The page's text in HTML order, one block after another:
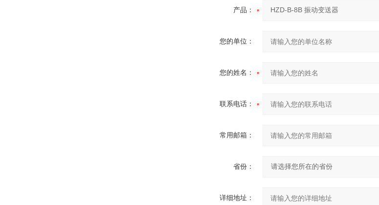
产品：
您的单位：
您的姓名：
联系电话：
常用邮箱：
省份：
详细地址：